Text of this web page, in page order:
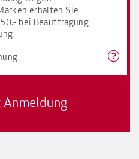
erhalten Sie
bei Beauftragung